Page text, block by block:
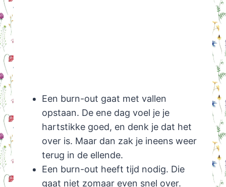
Een burn-out gaat met vallen
opstaan. De ene dag voel je je
hartstikke goed, en denk je dat het
over is. Maar dan zak je ineens weer
terug in de ellende.
Een burn-out heeft tijd nodig. Die
gaat niet zomaar even snel over.